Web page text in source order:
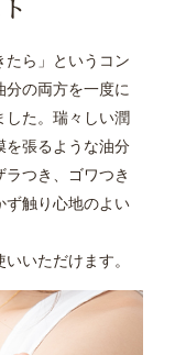
たら」というコン
の両方を一度に
した。瑞々しい潤
を張るような油分
つき、ゴワつき
ず触り心地のよい
いただけます。